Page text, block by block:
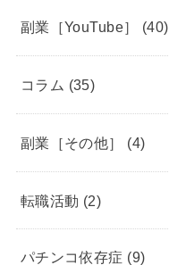
副業［YouTube］ (40)
コラム (35)
副業［その他］ (4)
転職活動 (2)
パチンコ依存症 (9)